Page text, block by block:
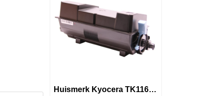
Huismerk Kyocera TK1160 Toner Black